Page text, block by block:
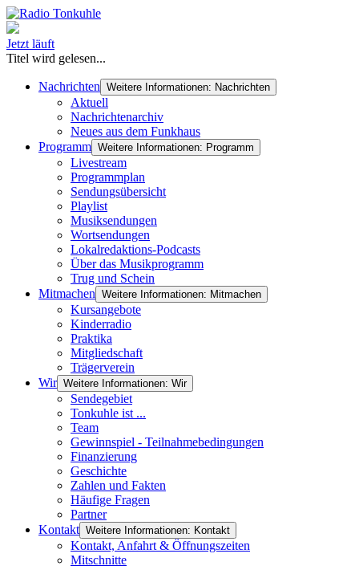
Jetzt läuft
Titel wird gelesen...
Nachrichten Weitere Informationen: Nachrichten
Aktuell
Nachrichtenarchiv
Neues aus dem Funkhaus
Programm Weitere Informationen: Programm
Livestream
Programmplan
Sendungsübersicht
Playlist
Musiksendungen
Wortsendungen
Lokalredaktions-Podcasts
Über das Musikprogramm
Trug und Schein
Mitmachen Weitere Informationen: Mitmachen
Kursangebote
Kinderradio
Praktika
Mitgliedschaft
Trägerverein
Wir Weitere Informationen: Wir
Sendegebiet
Tonkuhle ist ...
Team
Gewinnspiel - Teilnahmebedingungen
Finanzierung
Geschichte
Zahlen und Fakten
Häufige Fragen
Partner
Kontakt Weitere Informationen: Kontakt
Kontakt, Anfahrt & Öffnungszeiten
Mitschnitte